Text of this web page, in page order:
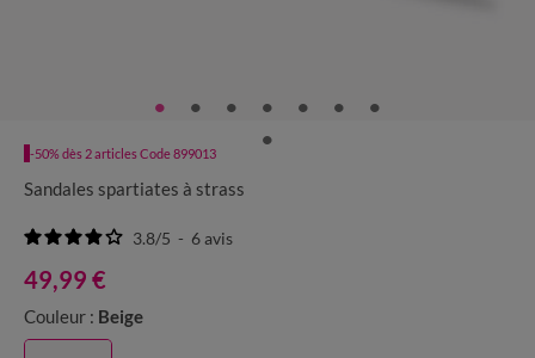
-50% dès 2 articles Code 899013
Sandales spartiates à strass
3.8/5 - 6avis
49,99 €
Couleur : Beige